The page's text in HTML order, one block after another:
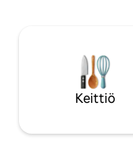
Upea valoisa ja
metriä Terrigalin
keskustaan. Tilava makuuhuone, jossa
on suuri
makuuhuone, jossa
Keittiö